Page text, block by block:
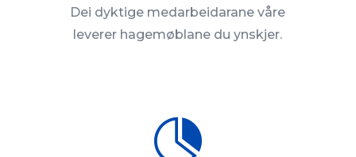
Dei dyktige medarbeidarane våre
leverer hagemøblane du ynskjer.
